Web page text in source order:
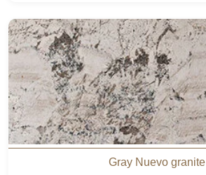
Gray Nuevo granite